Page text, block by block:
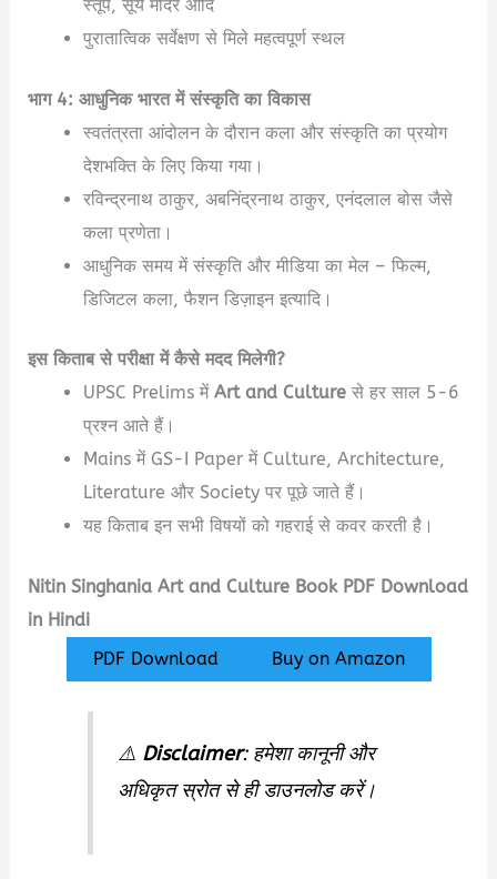
स्तूप, सूर्य मंदिर आदि
पुरातात्विक सर्वेक्षण से मिले महत्वपूर्ण स्थल
भाग 4: आधुनिक भारत में संस्कृति का विकास
स्वतंत्रता आंदोलन के दौरान कला और संस्कृति का प्रयोग
देशभक्ति के लिए किया गया।
रविन्द्रनाथ ठाकुर, अबनिंद्रनाथ ठाकुर, एनंदलाल बोस जैसे
कला प्रणेता।
आधुनिक समय में संस्कृति और मीडिया का मेल – फिल्म,
डिजिटल कला, फैशन डिज़ाइन इत्यादि।
इस किताब से परीक्षा में कैसे मदद मिलेगी?
UPSC Prelims में Art and Cultureसे हर साल 5-6
प्रश्न आते हैं।
Mains में GS-I Paper में Culture, Architecture,
Literature और Society पर पूछे जाते हैं।
यह किताब इन सभी विषयों को गहराई से कवर करती है।
Nitin Singhania Art and Culture Book PDF Download
in Hindi
PDF Download
Buy on Amazon
⚠️ Disclaimer: हमेशा कानूनी और
अधिकृत स्रोत से ही डाउनलोड करें।